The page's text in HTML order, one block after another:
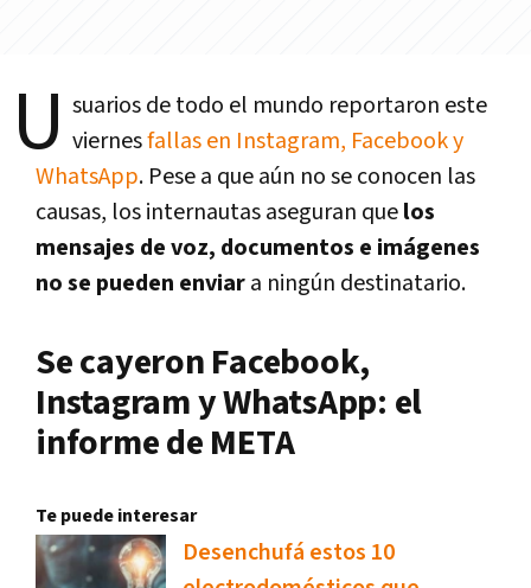
U suarios de todo el mundo reportaron este
viernesfallas en Instagram, Facebook y
WhatsApp. Pese a que aún no se conocen las
causas, los internautas aseguran quelos
mensajes de voz, documentos e imágenes
no se pueden enviara ningún destinatario.
Se cayeron Facebook,
Instagram y WhatsApp: el
informe de META
Te puede interesar
Desenchufá estos 10